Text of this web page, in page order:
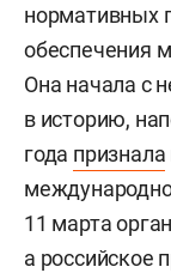
нормативных
обеспечения
Она начала с
в историю,
года признала
11 марта
а российское